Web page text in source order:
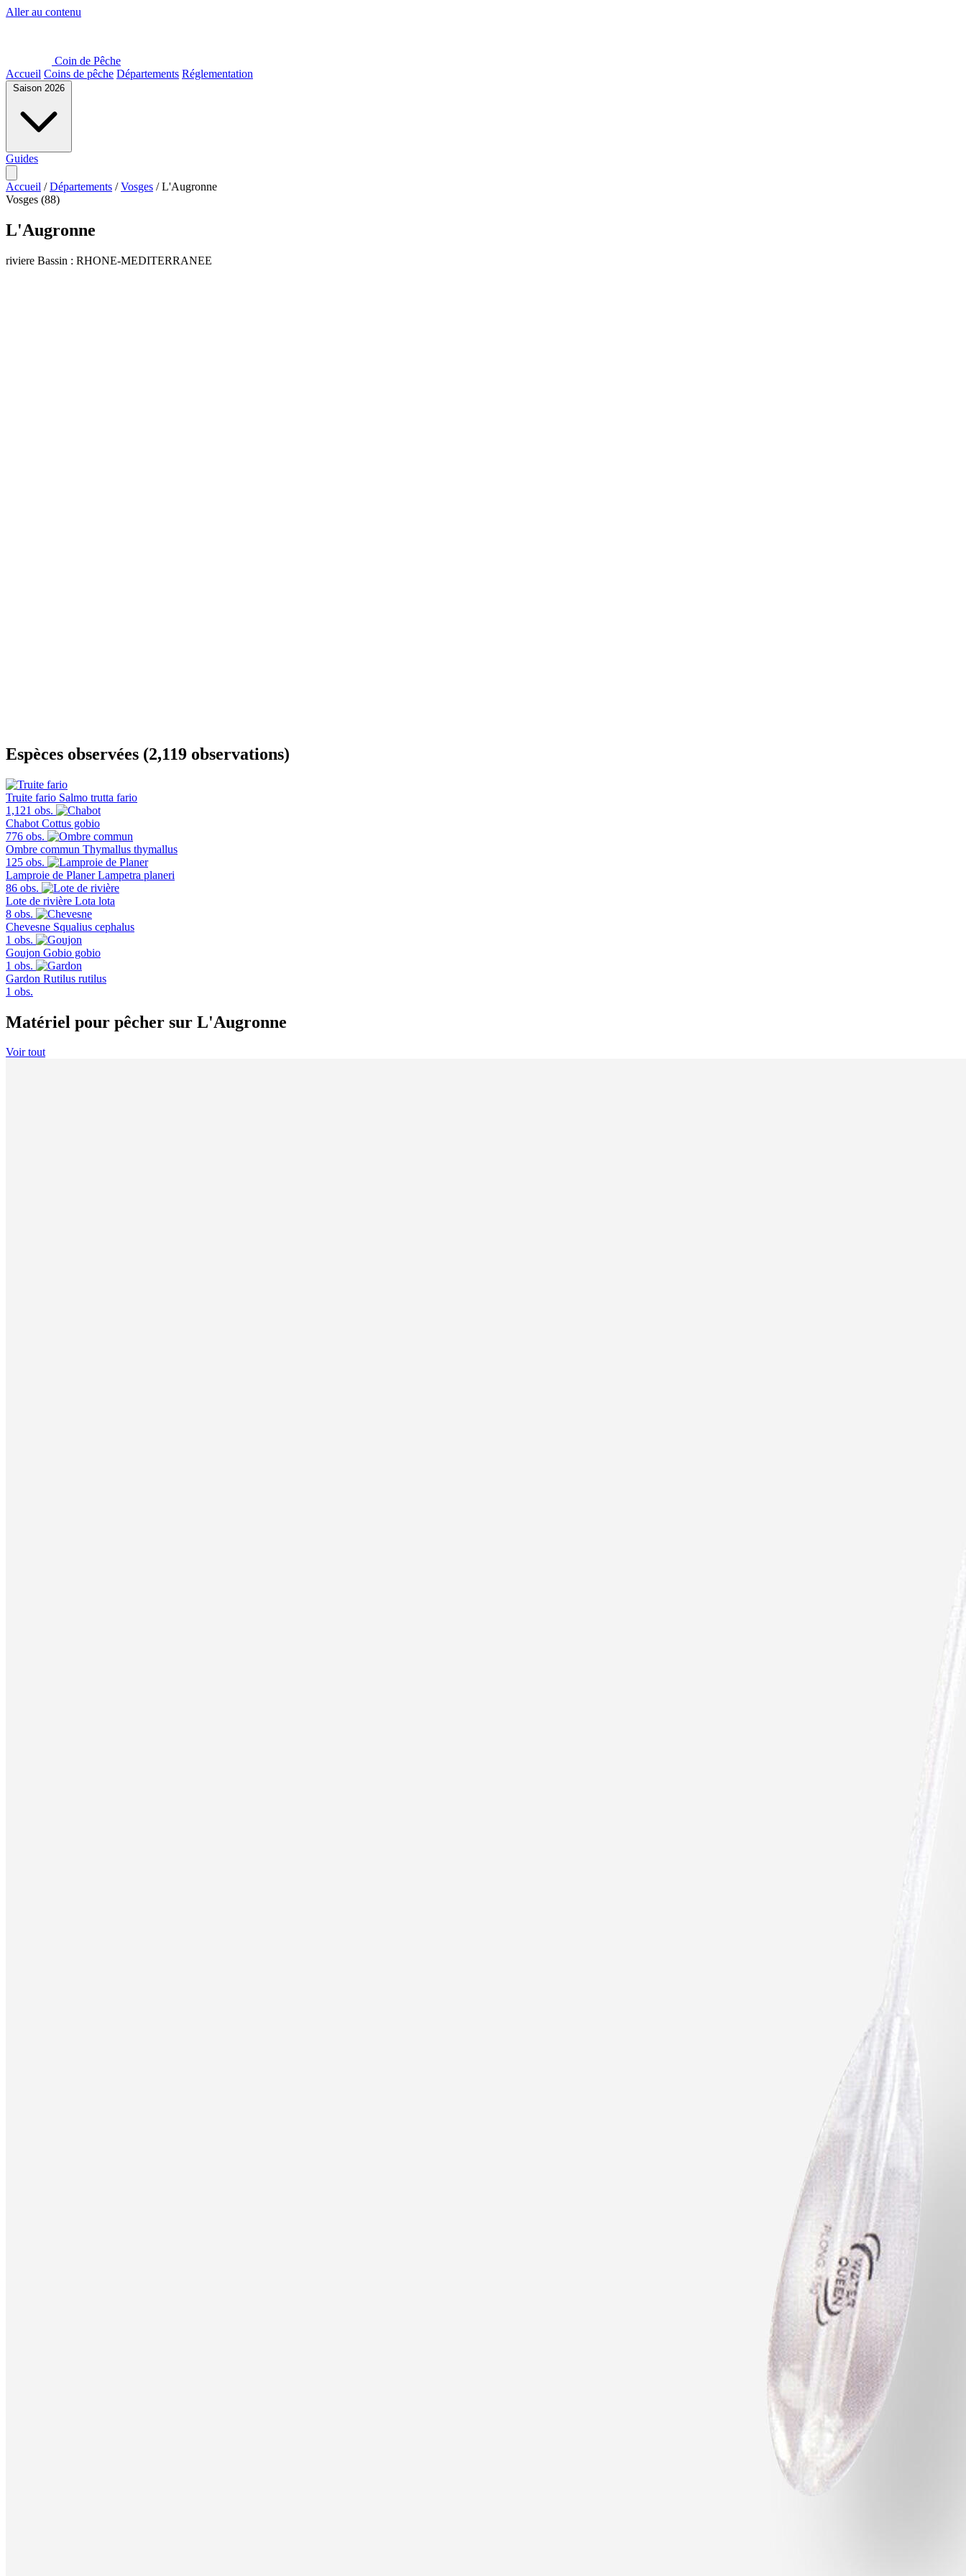
Aller au contenu
Coin de Pêche
Accueil Coins de pêche Départements Réglementation
Saison 2026
Guides
Accueil / Départements / Vosges / L'Augronne
Vosges (88)
L'Augronne
riviere Bassin : RHONE-MEDITERRANEE
Espèces observées (2,119 observations)
Truite fario Salmo trutta fario
1,121 obs.
Chabot Cottus gobio
776 obs.
Ombre commun Thymallus thymallus
125 obs.
Lamproie de Planer Lampetra planeri
86 obs.
Lote de rivière Lota lota
8 obs.
Chevesne Squalius cephalus
1 obs.
Goujon Gobio gobio
1 obs.
Gardon Rutilus rutilus
1 obs.
Matériel pour pêcher sur L'Augronne
Voir tout